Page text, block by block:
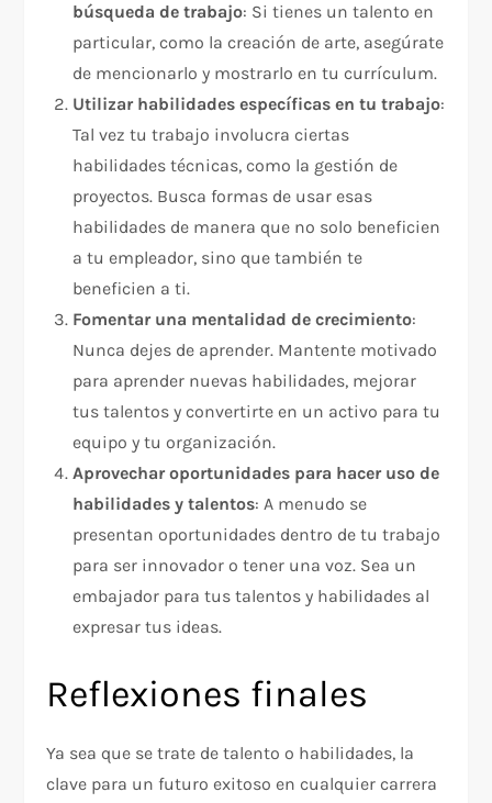
búsqueda de trabajo: Si tienes un talento en
particular, como la creación de arte, asegúrate
de mencionarlo y mostrarlo en tu currículum.
Utilizar habilidades específicas en tu trabajo:
Tal vez tu trabajo involucra ciertas
habilidades técnicas, como la gestión de
proyectos. Busca formas de usar esas
habilidades de manera que no solo beneficien
a tu empleador, sino que también te
beneficien a ti.
Fomentar una mentalidad de crecimiento:
Nunca dejes de aprender. Mantente motivado
para aprender nuevas habilidades, mejorar
tus talentos y convertirte en un activo para tu
equipo y tu organización.
Aprovechar oportunidades para hacer uso de
habilidades y talentos: A menudo se
presentan oportunidades dentro de tu trabajo
para ser innovador o tener una voz. Sea un
embajador para tus talentos y habilidades al
expresar tus ideas.
Reflexiones finales
Ya sea que se trate de talento o habilidades, la
clave para un futuro exitoso en cualquier carrera